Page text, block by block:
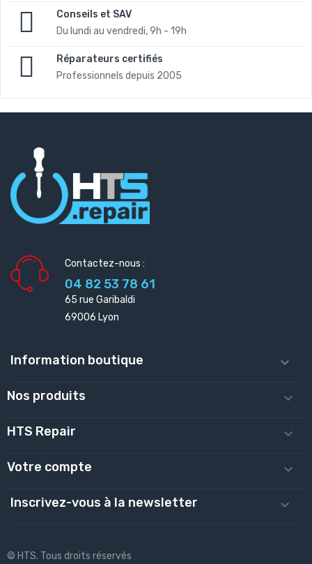
Conseils et SAV
Du lundi au vendredi, 9h - 19h
Réparateurs certifiés
Professionnels depuis 2005
Contactez-nous :
04 82 53 78 61
65 rue Garibaldi
69006 Lyon
Information boutique 
Nos produits 
HTS Repair 
Votre compte 
Inscrivez-vous à la newsletter 
© HTS. Tous droits réservés